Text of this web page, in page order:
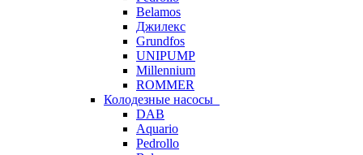
Belamos
Джилекс
Grundfos
UNIPUMP
Millennium
ROMMER
Колодезные насосы
DAB
Aquario
Pedrollo